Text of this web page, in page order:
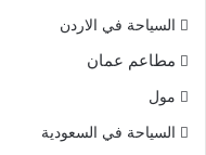
السياحة في الاردن
مطاعم عمان
مول
السياحة في السعودية